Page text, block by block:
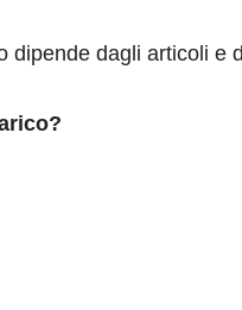
dipende dagli articoli e